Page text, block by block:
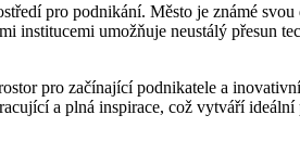
pro podnikání. Město je známé
umožňuje neustálý přesun
pro začínající podnikatele a
a plná inspirace, což vytváří